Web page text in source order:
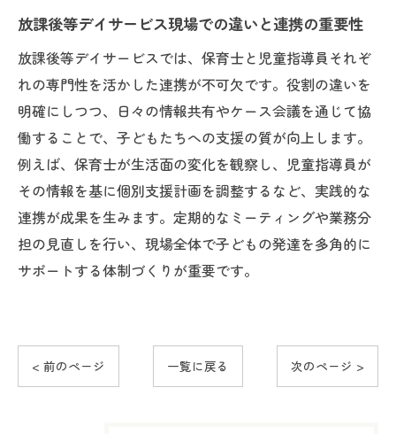
放課後等デイサービス現場での違いと連携の重要性
放課後等デイサービスでは、保育士と児童指導員それぞ
れの専門性を活かした連携が不可欠です。役割の違いを
明確にしつつ、日々の情報共有やケース会議を通じて協
働することで、子どもたちへの支援の質が向上します。
例えば、保育士が生活面の変化を観察し、児童指導員が
その情報を基に個別支援計画を調整するなど、実践的な
連携が成果を生みます。定期的なミーティングや業務分
担の見直しを行い、現場全体で子どもの発達を多角的に
サポートする体制づくりが重要です。
< 前のページ 一覧に戻る 次のページ >